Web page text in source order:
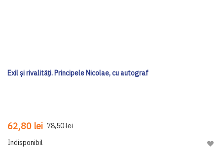
Exil și rivalități. Principele Nicolae, cu autograf
62,80 lei 78,50 lei
Indisponibil